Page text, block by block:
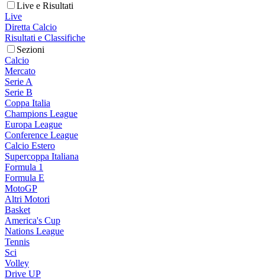
Live e Risultati
Live
Diretta Calcio
Risultati e Classifiche
Sezioni
Calcio
Mercato
Serie A
Serie B
Coppa Italia
Champions League
Europa League
Conference League
Calcio Estero
Supercoppa Italiana
Formula 1
Formula E
MotoGP
Altri Motori
Basket
America's Cup
Nations League
Tennis
Sci
Volley
Drive UP